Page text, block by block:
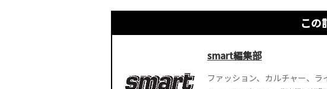
この
smart編集部
ファッション、カルチャー、